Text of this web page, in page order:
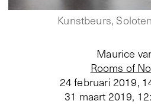
Kunstbeurs,
Rooms of
Maurice
24 februari 2019,
31 maart 2019,